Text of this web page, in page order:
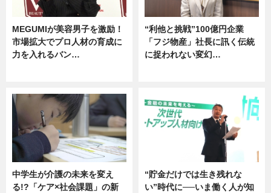
MEGUMIが美容男子を激励！
市場拡大でプロ人材の育成に
力を入れるバン…
“利他と挑戦”100億円企業
「フジ物産」社長に訊く伝統
に捉われない変幻…
中学生が介護の未来を変え
る!?「ケア×社会課題」の新
“貯金だけでは生き残れな
い”時代に──いま働く人が知